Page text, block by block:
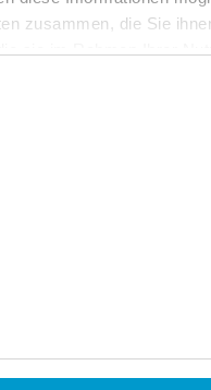
zusammen, die Sie
3-D Die drei
Kosmos